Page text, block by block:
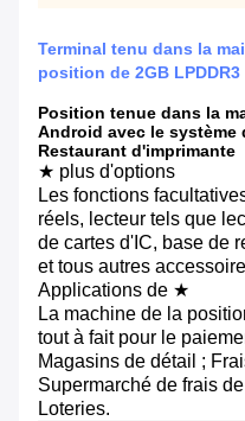
Terminal tenu dans la
position de 2GB LPDDR3
Position tenue dans la
Android avec le
Restaurant d'imprimante
★ plus d'options
Les fonctions
réels, lecteur tels que
de cartes d'IC, base de
et tous autres
Applications de ★
La machine de la
tout à fait pour le
Magasins de détail ;
Supermarché de frais
Loteries.